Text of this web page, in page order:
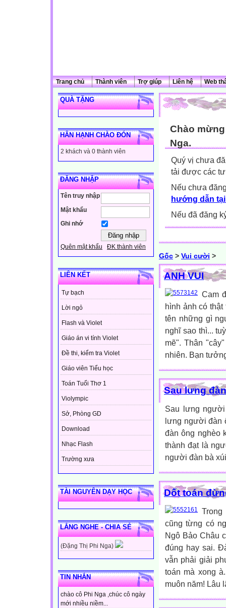
Trang chủ Thành viên Trợ giúp Liên hệ Web
QUÀ TẶNG
HÂN HẠNH CHÀO ĐÓN
2 khách và 0 thành viên
ĐĂNG NHẬP
Tên truy nhập
Mật khẩu
Ghi nhớ
Quên mật khẩu ĐK thành viên
LIÊN KẾT
Tự bạch
Lời ngỏ
Flash và Violet
Giáo án vi tính Violet
Đề thi, kiểm tra Violet
Giáo viên Tiểu học
Toán Tuổi Thơ 1
Violympic
Sở, Phòng GD
Download
Nhạc Flash
Trường xưa
TÀI NGUYÊN DẠY HỌC
LẮNG NGHE - CHIA SẺ
(Đặng Thị Phi Nga)
TIN NHẮN
chào cô Phi Nga ,chúc cô ngày
mới nhiều niềm...
Chào
Nga.
Quý vị chưa
tải được các
Nếu chưa
hướng dẫn
Nếu đã đăng
Gốc > Vui cười >
ANH VUI
Cam
hình ảnh có
tên những gì
nghĩ sao thì...
mẽ". Thân
nhiên. Bạn
Sau lưng
Sau lưng
lưng người đàn
đàn ông nghèo
thành đạt là
người đàn bà
Dốt toán
cũng từng có
Ngô Bảo Châu
đúng hay sai.
vẫn phải giải
toán mà xong
muôn năm! Lâu